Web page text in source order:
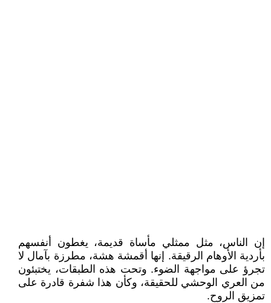
إن الناس، مثل ممثلي مأساة قديمة، يغطون أنفسهم
بأردية الأوهام الرقيقة. إنها أقمشة هشة، مطرزة بآمال لا
تجرؤ على مواجهة الضوء. وتحت هذه الطبقات، يختبئون
من العري الوحشي للحقيقة، وكأن هذا شفرة قادرة على
تمزيق الروح.